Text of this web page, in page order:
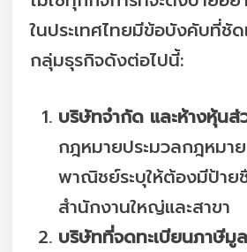
ในประเทศไทยมีข้อบังคับที่ชัด
กลุ่มธุรกิจดังต่อไปนี้:
บริษัทจำกัด และห้างหุ้นส่
กฎหมายประมวลกฎหมา
พาณิชย์ระบุให้ต้องมีป้าย
สำนักงานใหญ่และสาขา
บริษัทที่จดทะเบียนภาษีมู